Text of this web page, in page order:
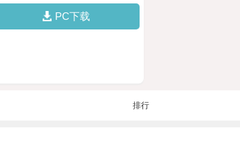
PC下载
排行